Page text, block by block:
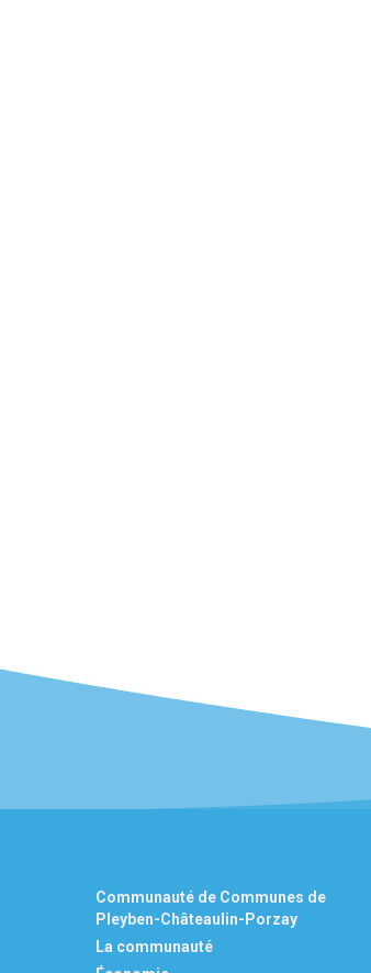
Communauté de Communes de
Pleyben-Châteaulin-Porzay
La communauté